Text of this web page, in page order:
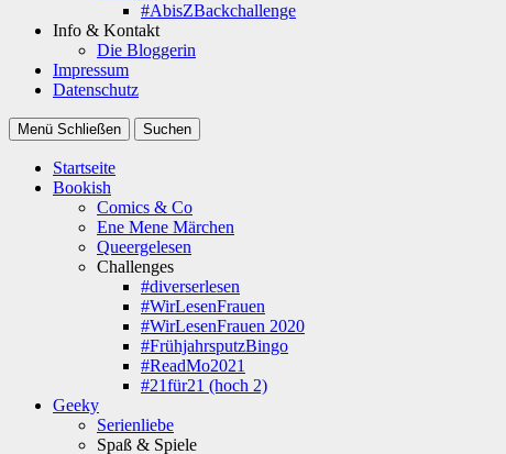
#AbisZBackchallenge
Info & Kontakt
Die Bloggerin
Impressum
Datenschutz
Menü Schließen Suchen
Startseite
Bookish
Comics & Co
Ene Mene Märchen
Queergelesen
Challenges
#diverserlesen
#WirLesenFrauen
#WirLesenFrauen 2020
#FrühjahrsputzBingo
#ReadMo2021
#21für21 (hoch 2)
Geeky
Serienliebe
Spaß & Spiele